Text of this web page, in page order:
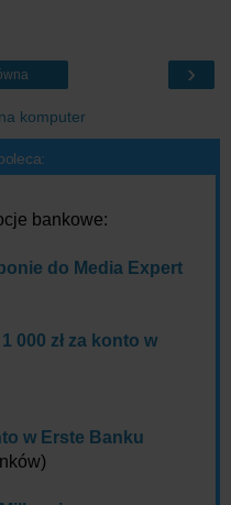
›
komputer
bankowe:
do Media Expert
1 000 zł za konto w
w Erste Banku